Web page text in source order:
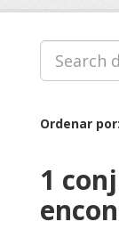
Ordenar por
1